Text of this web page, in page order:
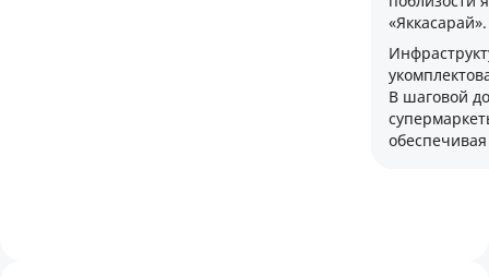
«Яккасарай».
В шаговой